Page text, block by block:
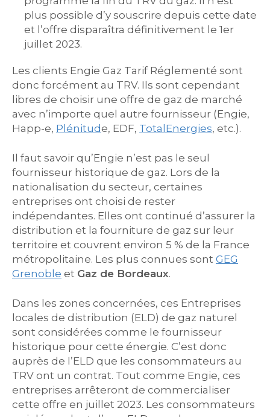
plus possible d’y souscrire depuis cette date
et l’offre disparaîtra définitivement le 1er
juillet 2023.
Les clients Engie Gaz Tarif Réglementé sont
donc forcément au TRV. Ils sont cependant
libres de choisir une offre de gaz de marché
avec n’importe quel autre fournisseur (Engie,
Happ-e, Plénitude, EDF, TotalEnergies, etc.).
Il faut savoir qu’Engie n’est pas le seul
fournisseur historique de gaz. Lors de la
nationalisation du secteur, certaines
entreprises ont choisi de rester
indépendantes. Elles ont continué d’assurer la
distribution et la fourniture de gaz sur leur
territoire et couvrent environ 5 % de la France
métropolitaine. Les plus connues sont GEG
Grenoble et Gaz de Bordeaux.
Dans les zones concernées, ces Entreprises
locales de distribution (ELD) de gaz naturel
sont considérées comme le fournisseur
historique pour cette énergie. C’est donc
auprès de l’ELD que les consommateurs au
TRV ont un contrat. Tout comme Engie, ces
entreprises arrêteront de commercialiser
cette offre en juillet 2023. Les consommateurs